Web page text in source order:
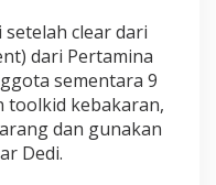
clear dari
dari Pertamina
sementara 9
toolkid kebakaran,
dan gunakan
Dedi.